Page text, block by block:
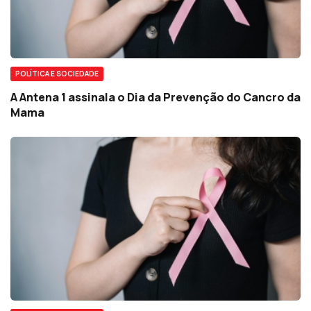
POLÍTICA E SOCIEDADE
A Antena 1 assinala o Dia da Prevenção do Cancro da
Mama